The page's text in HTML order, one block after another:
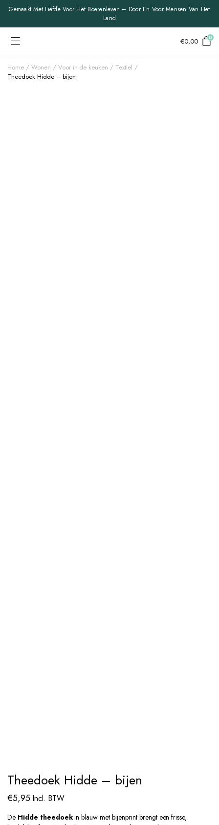
Gemaakt Met Liefde Voor Het Boerenleven – Door En Voor Mensen Van Het
Land
€0,00 0
Home Wonen Voor in de keuken
Textiel
Theedoek Hidde – bijen
Theedoek Hidde – bijen
€5,95 Incl. BTW
De Hidde theedoekin blauw met bijenprint brengt een frisse,